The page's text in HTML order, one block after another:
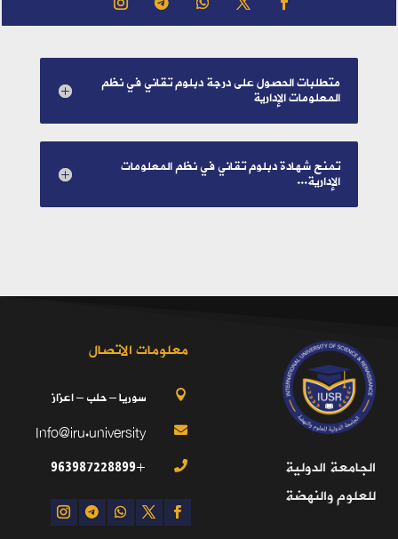
متطلبات الحصول على درجة دبلوم تقاني في نظم
المعلومات الإدارية
تمنح شهادة دبلوم تقاني في نظم المعلومات
الإدارية...
الجامعة الدولية
للعلوم والنهضة
معلومات الاتصال
 سوريا – حلب – اعزاز

Info@iru.university

+963987228899